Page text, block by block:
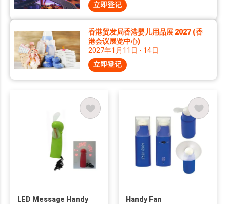
立即登记
香港贸发局香港婴儿用品展 2027 (香
港会议展览中心)
2027年1月11日 - 14日
立即登记
LED Message Handy
Handy Fan